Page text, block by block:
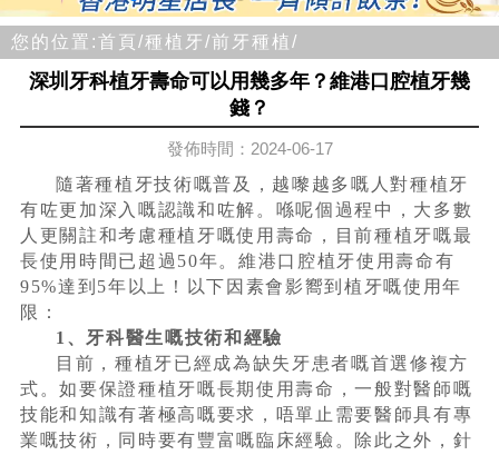
您的位置:首頁/種植牙/前牙種植/
深圳牙科植牙壽命可以用幾多年？維港口腔植牙幾
錢？
發佈時間：2024-06-17
隨著種植牙技術嘅普及，越嚟越多嘅人對種植牙
有咗更加深入嘅認識和咗解。喺呢個過程中，大多數
人更關註和考慮種植牙嘅使用壽命，目前種植牙嘅最
長使用時間已超過50年。維港口腔植牙使用壽命有
95%達到5年以上！以下因素會影嚮到植牙嘅使用年
限：
1、牙科醫生嘅技術和經驗
目前，種植牙已經成為缺失牙患者嘅首選修複方
式。如要保證種植牙嘅長期使用壽命，一般對醫師嘅
技能和知識有著極高嘅要求，唔單止需要醫師具有專
業嘅技術，同時要有豐富嘅臨床經驗。除此之外，針